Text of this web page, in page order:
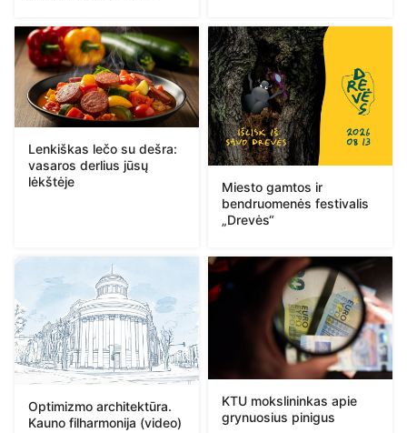
Lenkiškas lečo su dešra:
vasaros derlius jūsų
lėkštėje
Miesto gamtos ir
bendruomenės festivalis
„Drevės“
Optimizmo architektūra.
Kauno filharmonija (video)
KTU mokslininkas apie
grynuosius pinigus